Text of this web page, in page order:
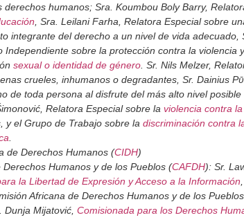
derechos humanos; Sra. Koumbou Boly Barry,
, Sra. Leilani Farha, Relatora Especial sobre
integrante del derecho a un nivel de vida adecuado,
Independiente sobre la protección contra la violencia
sexual o identidad de género. Sr. Nils Melzer,
crueles, inhumanos o degradantes, Sr. Dainius
de toda persona al disfrute del más alto nivel posible
Relatora Especial sobre la violencia contra
y el Grupo de Trabajo sobre la discriminación contra
de Derechos Humanos (CIDH)
Humanos y de los Pueblos (CAFDH): Sr.
la Libertad de Expresión y Acceso a la Información
Africana de Derechos Humanos y de los Pueblos
Mijatović, Comisionada para los Derechos